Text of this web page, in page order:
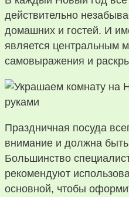
действительно
домашних и гостей. И
является центральным
самовыражения и
Праздничная посуда
внимание и должна быть
Большинство
рекомендуют
основной, чтобы